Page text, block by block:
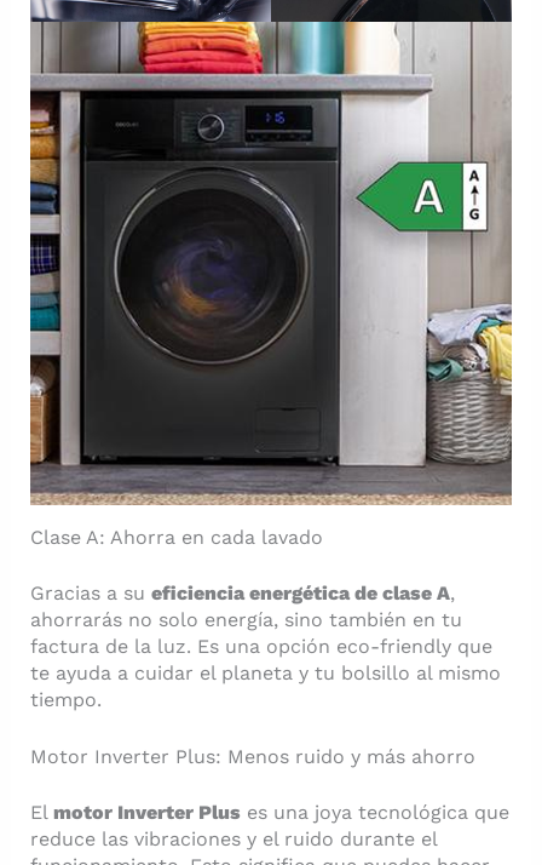
Clase A: Ahorra en cada lavado
Gracias a su eficiencia energética de clase A,
ahorrarás no solo energía, sino también en tu
factura de la luz. Es una opción eco-friendly que
te ayuda a cuidar el planeta y tu bolsillo al mismo
tiempo.
Motor Inverter Plus: Menos ruido y más ahorro
El motor Inverter Pluses una joya tecnológica que
reduce las vibraciones y el ruido durante el